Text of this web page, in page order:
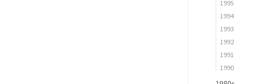
1995
1994
1993
1992
1991
1990